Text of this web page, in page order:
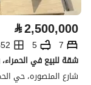
⃁2,500,000
7
5
شقة للبيع في
شارع المنصوره، حي